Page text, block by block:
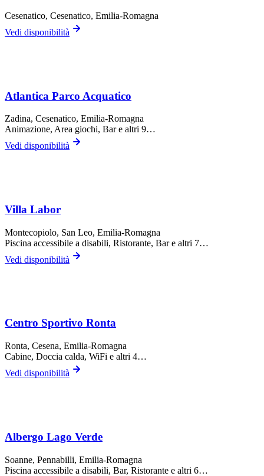
Cesenatico, Cesenatico, Emilia-Romagna
Vedi disponibilità
Atlantica Parco Acquatico
Zadina, Cesenatico, Emilia-Romagna
Animazione, Area giochi, Bare altri 9…
Vedi disponibilità
Villa Labor
Montecopiolo, San Leo, Emilia-Romagna
Piscina accessibile a disabili, Ristorante, Bare altri 7…
Vedi disponibilità
Centro Sportivo Ronta
Ronta, Cesena, Emilia-Romagna
Cabine, Doccia calda, WiFi e altri 4…
Vedi disponibilità
Albergo Lago Verde
Soanne, Pennabilli, Emilia-Romagna
Piscina accessibile a disabili, Bar, Ristorante e altri 6…